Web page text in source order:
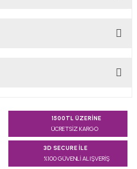
noktaları öneri formunu
görüntülenemiyor.
1500TL ÜZERİNE
ÜCRETSİZ KARGO
3D SECURE İLE
%100 GÜVENLİ ALIŞVERİŞ